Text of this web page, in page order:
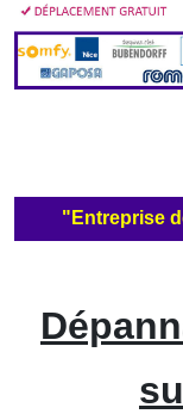
"Entreprise